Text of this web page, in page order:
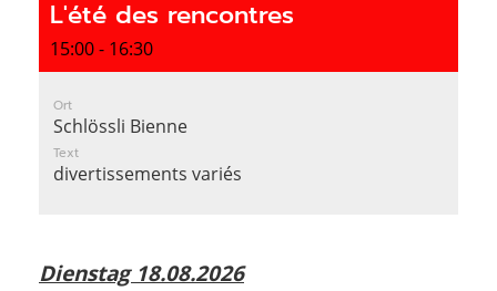
L'été des rencontres
15:00 - 16:30
Ort
Schlössli Bienne
Text
divertissements variés
Dienstag 18.08.2026